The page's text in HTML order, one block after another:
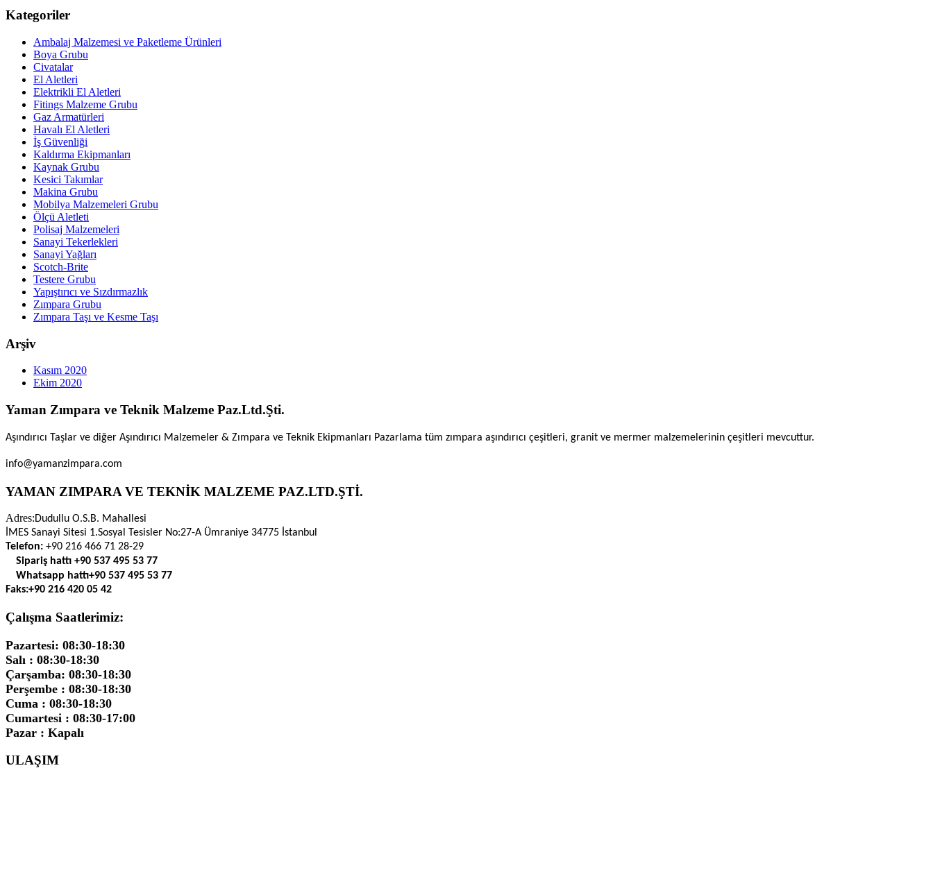
Kategoriler
Ambalaj Malzemesi ve Paketleme Ürünleri
Boya Grubu
Civatalar
El Aletleri
Elektrikli El Aletleri
Fitings Malzeme Grubu
Gaz Armatürleri
Havalı El Aletleri
İş Güvenliği
Kaldırma Ekipmanları
Kaynak Grubu
Kesici Takımlar
Makina Grubu
Mobilya Malzemeleri Grubu
Ölçü Aletleti
Polisaj Malzemeleri
Sanayi Tekerlekleri
Sanayi Yağları
Scotch-Brite
Testere Grubu
Yapıştırıcı ve Sızdırmazlık
Zımpara Grubu
Zımpara Taşı ve Kesme Taşı
Arşiv
Kasım 2020
Ekim 2020
Yaman Zımpara ve Teknik Malzeme Paz.Ltd.Şti.
Aşındırıcı Taşlar ve diğer Aşındırıcı Malzemeler & Zımpara ve Teknik Ekipmanları Pazarlama tüm zımpara aşındırıcı çeşitleri, granit ve mermer malzemelerinin çeşitleri mevcuttur.
info@yamanzimpara.com
YAMAN ZIMPARA VE TEKNİK MALZEME PAZ.LTD.ŞTİ.
Adres:Dudullu O.S.B. Mahallesi
İMES Sanayi Sitesi 1.Sosyal Tesisler No:27-A Ümraniye 34775 İstanbul
Telefon: +90 216 466 71 28-29
Sipariş hattı +90 537 495 53 77
Whatsapp hattı+90 537 495 53 77
Faks:+90 216 420 05 42
Çalışma Saatlerimiz:
Pazartesi: 08:30-18:30
Salı : 08:30-18:30
Çarşamba: 08:30-18:30
Perşembe : 08:30-18:30
Cuma : 08:30-18:30
Cumartesi : 08:30-17:00
Pazar : Kapalı
ULAŞIM